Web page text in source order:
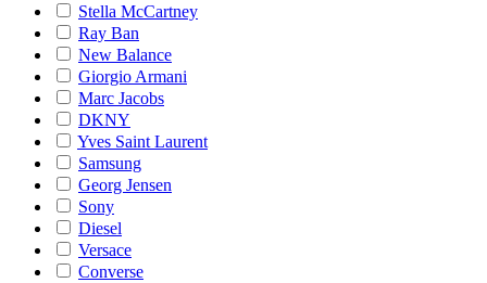
Stella McCartney
Ray Ban
New Balance
Giorgio Armani
Marc Jacobs
DKNY
Yves Saint Laurent
Samsung
Georg Jensen
Sony
Diesel
Versace
Converse